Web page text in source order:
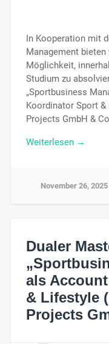
In Kooperation mit
Management
Möglichkeit,
Studium zu
„Sportbusiness
Koordinator Sport
Projects GmbH &
Weiterlesen →
November 26, 2025
Dualer
als
& Lifestyle
Projects